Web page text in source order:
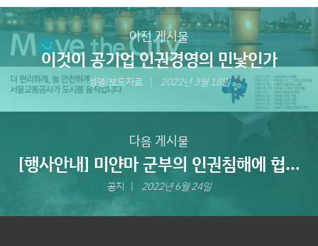
이전 게시물
이것이 공기업 인권경영의 민낯인가
성명/보도자료 2022년 3월 18일
다음 게시물
[행사안내] 미얀마 군부의 인권침해에 협력
한 한국기업 대응모색 토론회
공지 2022년 6월 24일